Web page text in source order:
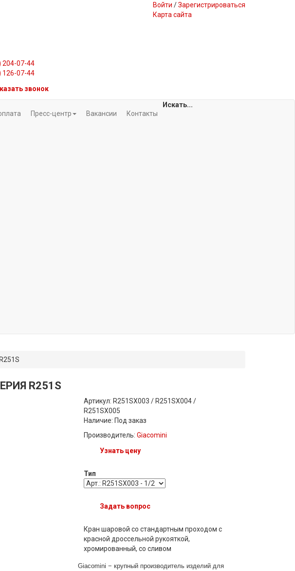
Войти /Зарегистрироваться
Карта сайта
204-07-44
126-07-44
звонок
Пресс-центр Вакансии Контакты
Искать...
R251S
Артикул: R251SX003 / R251SX004 /
R251SX005
Наличие: Под заказ
Производитель:Giacomini
Узнать цену
Тип
Задать вопрос
Кран шаровой со стандартным проходом с
красной дроссельной рукояткой,
хромированный, со сливом
Giacomini − крупный производитель изделий для